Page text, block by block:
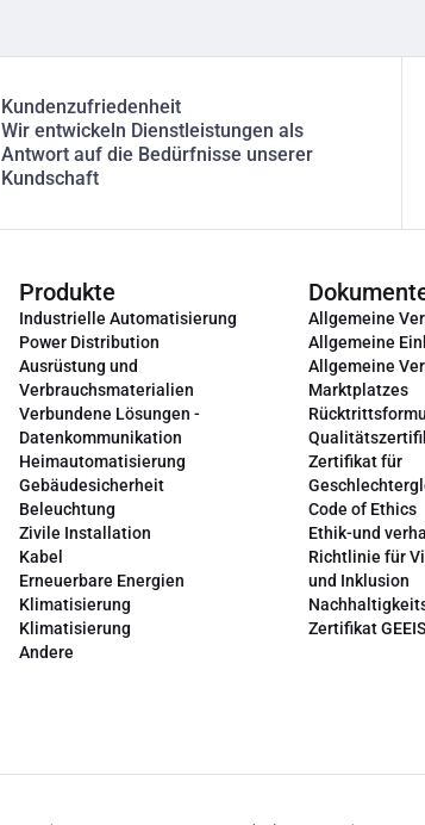
Kundenzufriedenheit
Wir entwickeln Dienstleistungen als
Antwort auf die Bedürfnisse unserer
Kundschaft
Produkte
Industrielle Automatisierung
Power Distribution
Ausrüstung und
Verbrauchsmaterialien
Verbundene Lösungen -
Datenkommunikation
Heimautomatisierung
Gebäudesicherheit
Beleuchtung
Zivile Installation
Kabel
Erneuerbare Energien
Klimatisierung
Klimatisierung
Andere
Allgemeine
Allgemeine
Allgemeine
Marktplatzes
Zertifikat für
Code of Ethics
Ethik-und
Richtlinie für
und Inklusion
Zertifikat GEEIS